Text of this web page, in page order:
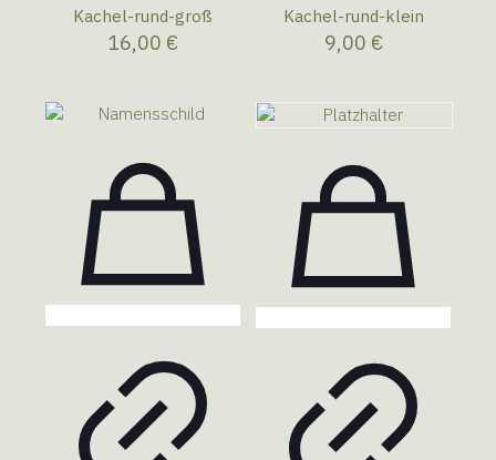
Kachel-rund-groß
16,00 €
Kachel-rund-klein
9,00 €